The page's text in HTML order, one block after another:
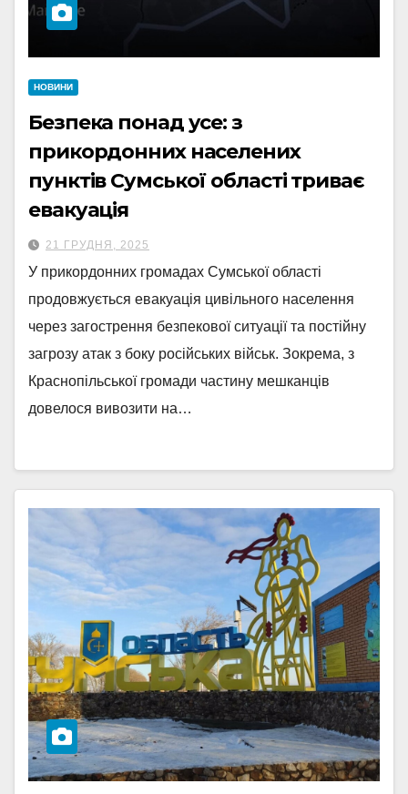
НОВИНИ
Безпека понад усе: з
прикордонних населених
пунктів Сумської області триває
евакуація
21 ГРУДНЯ, 2025
У прикордонних громадах Сумської області
продовжується евакуація цивільного населення
через загострення безпекової ситуації та постійну
загрозу атак з боку російських військ. Зокрема, з
Краснопільської громади частину мешканців
довелося вивозити на…